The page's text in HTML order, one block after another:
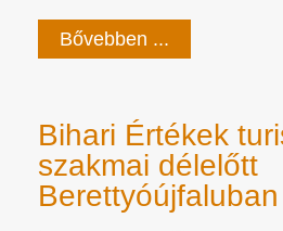
Bővebben ...
Bihari Értékek
szakmai délelőtt
Berettyóújfaluban